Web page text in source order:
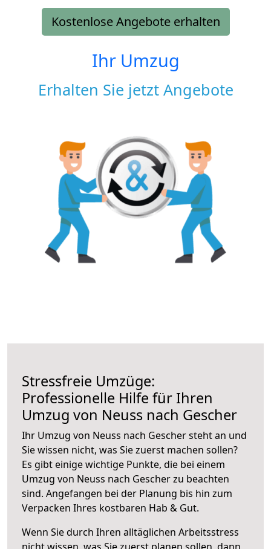
Kostenlose Angebote erhalten
Ihr Umzug
Erhalten Sie jetzt Angebote
Stressfreie Umzüge:
Professionelle Hilfe für Ihren
Umzug von Neuss nach Gescher
Ihr Umzug von Neuss nach Gescher steht an und
Sie wissen nicht, was Sie zuerst machen sollen?
Es gibt einige wichtige Punkte, die bei einem
Umzug von Neuss nach Gescher zu beachten
sind. Angefangen bei der Planung bis hin zum
Verpacken Ihres kostbaren Hab & Gut.
Wenn Sie durch Ihren alltäglichen Arbeitsstress